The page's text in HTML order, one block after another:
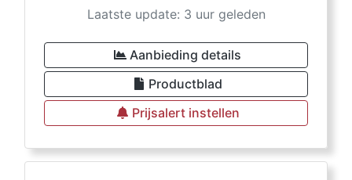
Laatste update: 3 uur geleden
Aanbieding details
Productblad
Prijsalert instellen